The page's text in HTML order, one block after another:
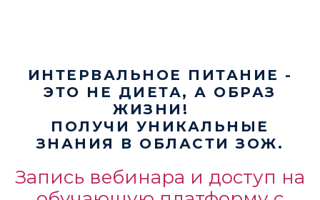
ИНТЕРВАЛЬНОЕ ПИТАНИЕ -
ЭТО НЕ ДИЕТА, А ОБРАЗ
ЖИЗНИ! ⠀
ПОЛУЧИ УНИКАЛЬНЫЕ
ЗНАНИЯ В ОБЛАСТИ ЗОЖ.
Запись вебинара и доступ на